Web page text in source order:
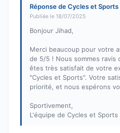
Réponse de Cycles et Sports
Publiée le 18/07/2025
Bonjour Jihad,
Merci beaucoup pour votre
de 5/5 ! Nous sommes ravis
êtes très satisfait de votre
"Cycles et Sports". Votre
priorité, et nous espérons
Sportivement,
L'équipe de Cycles et Sports